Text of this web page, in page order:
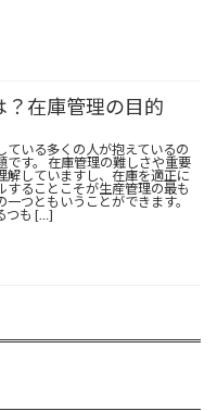
？在庫管理の目的
ている多くの人が抱えているの
です。 在庫管理の難しさや重要
解していますし、在庫を適正に
することこそが生産管理の最も
一つともいうことができます。
つも […]